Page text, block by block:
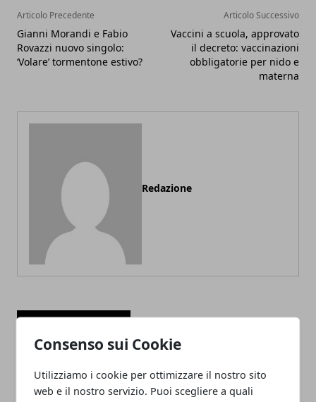
Consenso sui Cookie
Utilizziamo i cookie per ottimizzare il nostro sito
web e il nostro servizio. Puoi scegliere a quali
Articolo Precedente
Gianni Morandi e Fabio
Rovazzi nuovo singolo:
‘Volare’ tormentone estivo?
Articolo Successivo
Vaccini a scuola, approvato
il decreto: vaccinazioni
obbligatorie per nido e
materna
Redazione
ARTICOLI CORRELATI